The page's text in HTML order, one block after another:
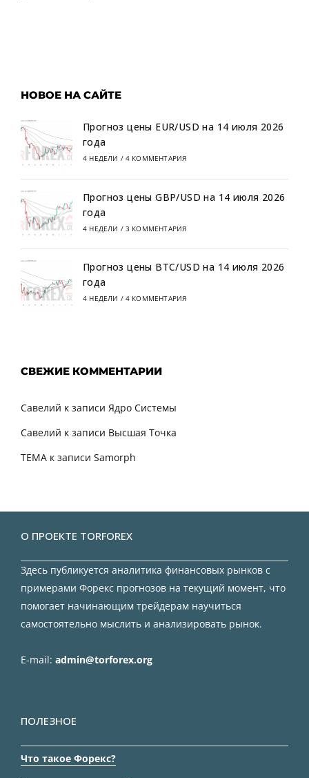
НОВОЕ НА САЙТЕ
Прогноз цены EUR/USD на 14 июля 2026
года
4 НЕДЕЛИ / 4 КОММЕНТАРИЯ
Прогноз цены GBP/USD на 14 июля 2026
года
4 НЕДЕЛИ / 3 КОММЕНТАРИЯ
Прогноз цены BTC/USD на 14 июля 2026
года
4 НЕДЕЛИ / 4 КОММЕНТАРИЯ
СВЕЖИЕ КОММЕНТАРИИ
Савелий к записи Ядро Системы
Савелий к записи Высшая Точка
TEMA к записи Samorph
О ПРОЕКТЕ TORFOREX
Здесь публикуется аналитика финансовых рынков с
примерами Форекс прогнозов на текущий момент, что
помогает начинающим трейдерам научиться
самостоятельно мыслить и анализировать рынок.
E-mail: admin@torforex.org
ПОЛЕЗНОЕ
Что такое Форекс?